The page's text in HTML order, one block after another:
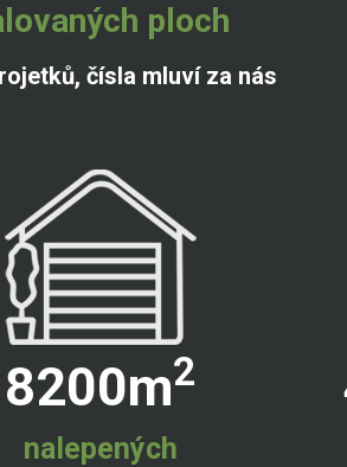
ploch
čísla mluví za nás
8200m2
nalepených